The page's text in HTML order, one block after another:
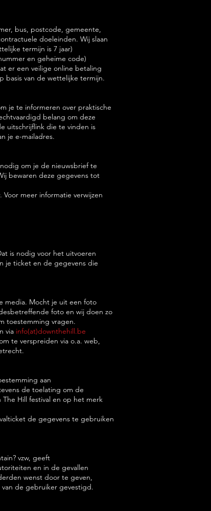
bus, postcode, gemeente,
doeleinden. Wij slaan
termijn is 7 jaar)
en geheime code)
er een veilige online betaling
basis van de wettelijke termijn.
je te informeren over praktische
belang om deze
uitschrijflink die te vinden is
je e-mailadres.
om je de nieuwsbrief te
bewaren deze gegevens tot
meer informatie verwijzen
is nodig voor het uitvoeren
je ticket en de gegevens die
media. Mocht je uit een foto
foto en wij doen zo
toestemming vragen.
via info(at)downthehill.be
te verspreiden via o.a. web,
aan
de toelating om de
Hill festival en op het merk
de gegevens te gebruiken
vzw, geeft
en in de gevallen
wenst door te geven,
de gebruiker gevestigd.